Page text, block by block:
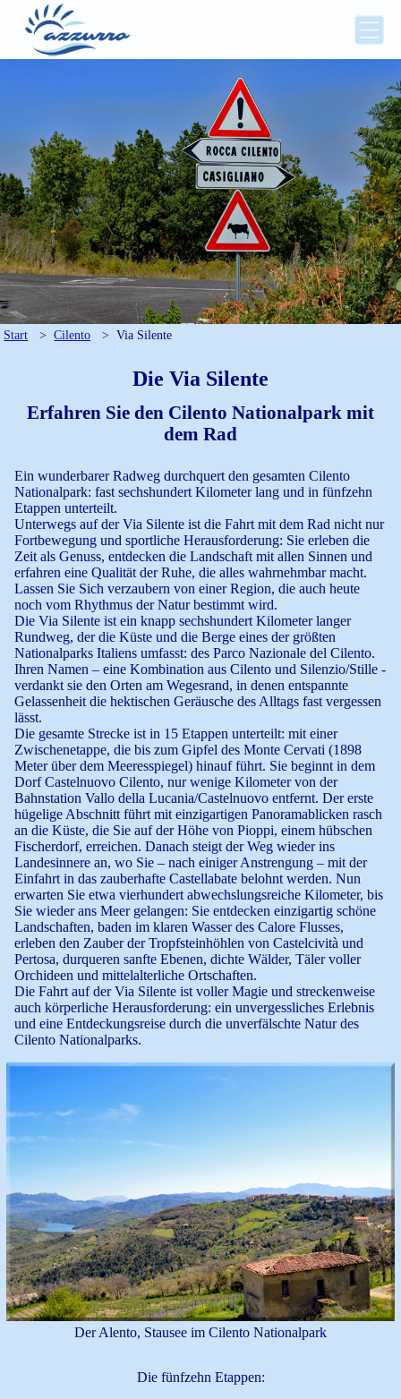
Start > Cilento > Via Silente
Die Via Silente
Erfahren Sie den Cilento Nationalpark mit
dem Rad
Ein wunderbarer Radweg durchquert den gesamten Cilento
Nationalpark: fast sechshundert Kilometer lang und in fünfzehn
Etappen unterteilt.
Unterwegs auf der Via Silente ist die Fahrt mit dem Rad nicht nur
Fortbewegung und sportliche Herausforderung: Sie erleben die
Zeit als Genuss, entdecken die Landschaft mit allen Sinnen und
erfahren eine Qualität der Ruhe, die alles wahrnehmbar macht.
Lassen Sie Sich verzaubern von einer Region, die auch heute
noch vom Rhythmus der Natur bestimmt wird.
Die Via Silente ist ein knapp sechshundert Kilometer langer
Rundweg, der die Küste und die Berge eines der größten
Nationalparks Italiens umfasst: des Parco Nazionale del Cilento.
Ihren Namen – eine Kombination aus Cilento und Silenzio/Stille -
verdankt sie den Orten am Wegesrand, in denen entspannte
Gelassenheit die hektischen Geräusche des Alltags fast vergessen
lässt.
Die gesamte Strecke ist in 15 Etappen unterteilt: mit einer
Zwischenetappe, die bis zum Gipfel des Monte Cervati (1898
Meter über dem Meeresspiegel) hinauf führt. Sie beginnt in dem
Dorf Castelnuovo Cilento, nur wenige Kilometer von der
Bahnstation Vallo della Lucania/Castelnuovo entfernt. Der erste
hügelige Abschnitt führt mit einzigartigen Panoramablicken rasch
an die Küste, die Sie auf der Höhe von Pioppi, einem hübschen
Fischerdorf, erreichen. Danach steigt der Weg wieder ins
Landesinnere an, wo Sie – nach einiger Anstrengung – mit der
Einfahrt in das zauberhafte Castellabate belohnt werden. Nun
erwarten Sie etwa vierhundert abwechslungsreiche Kilometer, bis
Sie wieder ans Meer gelangen: Sie entdecken einzigartig schöne
Landschaften, baden im klaren Wasser des Calore Flusses,
erleben den Zauber der Tropfsteinhöhlen von Castelcività und
Pertosa, durqueren sanfte Ebenen, dichte Wälder, Täler voller
Orchideen und mittelalterliche Ortschaften.
Die Fahrt auf der Via Silente ist voller Magie und streckenweise
auch körperliche Herausforderung: ein unvergessliches Erlebnis
und eine Entdeckungsreise durch die unverfälschte Natur des
Cilento Nationalparks.
Der Alento, Stausee im Cilento Nationalpark
Die fünfzehn Etappen: